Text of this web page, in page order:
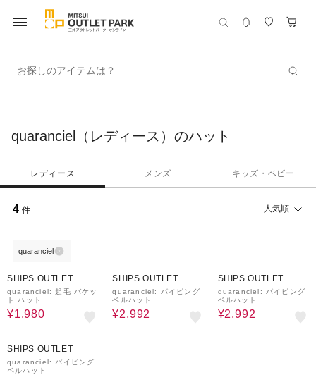
お探しのアイテムは？
quaranciel（レディース）のハット
レディース メンズ キッズ・ベビー
4 件 人気順
quaranciel
SHIPS OUTLET
quaranciel: 起毛 バケッ
ト ハット
¥1,980
SHIPS OUTLET
quaranciel: パイピング
ベルハット
¥2,992
SHIPS OUTLET
quaranciel: パイピング
ベルハット
¥2,992
SHIPS OUTLET
quaranciel: パイピング
ベルハット